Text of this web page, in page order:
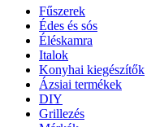
Fűszerek
Édes és sós
Éléskamra
Italok
Konyhai kiegészítők
Ázsiai termékek
DIY
Grillezés